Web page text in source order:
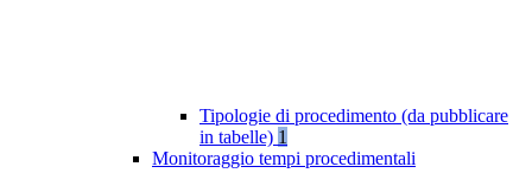
Tipologie di procedimento (da pubblicare
in tabelle) 1
Monitoraggio tempi procedimentali